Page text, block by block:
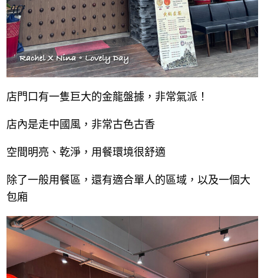
店門口有一隻巨大的金龍盤據，非常氣派！
店內是走中國風，非常古色古香
空間明亮、乾淨，用餐環境很舒適
除了一般用餐區，還有適合單人的區域，以及一個大
包廂